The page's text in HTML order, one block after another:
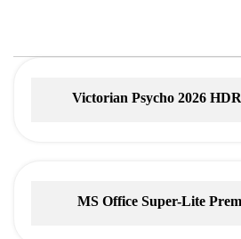
Victorian Psycho 2026
MS Office Super-Lite